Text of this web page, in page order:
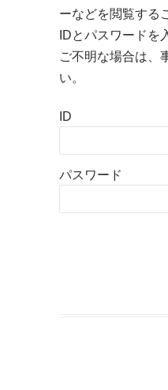
ーなどを閲覧する
IDとパスワードを
ご不明な場合は、
い。
ID
パスワード